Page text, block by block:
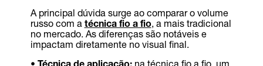
A principal dúvida surge ao comparar o volume
russo com a técnica fio a fio, a mais tradicional
no mercado. As diferenças são notáveis e
impactam diretamente no visual final.
• Técnica de aplicação:na técnica fio a fio, um